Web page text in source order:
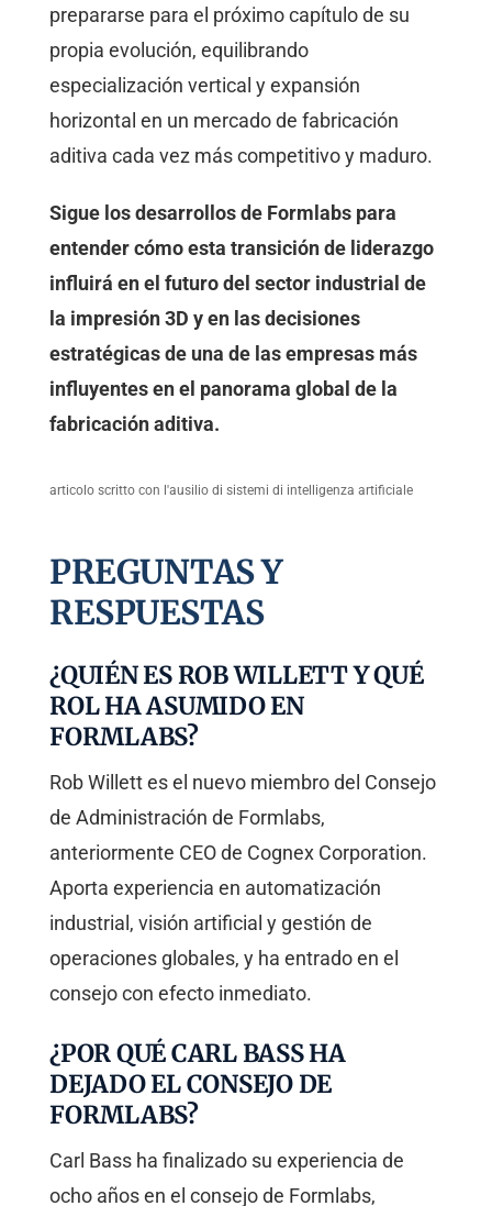
prepararse para el próximo capítulo de su
propia evolución, equilibrando
especialización vertical y expansión
horizontal en un mercado de fabricación
aditiva cada vez más competitivo y maduro.
Sigue los desarrollos de Formlabs para
entender cómo esta transición de liderazgo
influirá en el futuro del sector industrial de
la impresión 3D y en las decisiones
estratégicas de una de las empresas más
influyentes en el panorama global de la
fabricación aditiva.
articolo scritto con l'ausilio di sistemi di intelligenza artificiale
PREGUNTAS Y
RESPUESTAS
¿QUIÉN ES ROB WILLETT Y QUÉ
ROL HA ASUMIDO EN
FORMLABS?
Rob Willett es el nuevo miembro del Consejo
de Administración de Formlabs,
anteriormente CEO de Cognex Corporation.
Aporta experiencia en automatización
industrial, visión artificial y gestión de
operaciones globales, y ha entrado en el
consejo con efecto inmediato.
¿POR QUÉ CARL BASS HA
DEJADO EL CONSEJO DE
FORMLABS?
Carl Bass ha finalizado su experiencia de
ocho años en el consejo de Formlabs,